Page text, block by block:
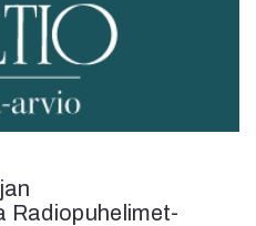
Radiopuhelimet-